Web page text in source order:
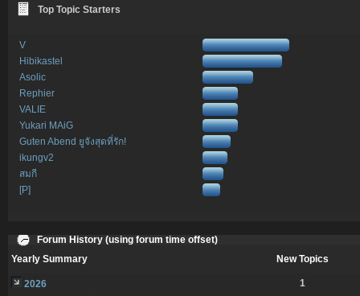
Top Topic Starters
V
Hibikastel
Asolic
Rephier
VALIE
Yukari MAiG
Guten Abend ยูจังสุดที่รัก!
ikungv2
สมกี
[P]
Forum History (using forum time offset)
Yearly Summary
New Topics
2026
1